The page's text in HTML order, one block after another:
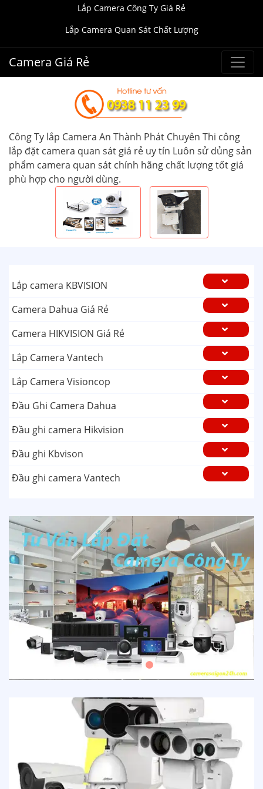
Lắp Camera Công Ty Giá Rẻ
Lắp Camera Quan Sát Chất Lượng
Camera Giá Rẻ
Công Ty lắp Camera An Thành Phát Chuyên Thi công
lắp đặt camera quan sát giá rẻ uy tín Luôn sử dủng sản
phẩm camera quan sát chính hãng chất lượng tốt giá
phù hợp cho người dùng.
Lắp camera KBVISION
Camera Dahua Giá Rẻ
Camera HIKVISION Giá Rẻ
Lắp Camera Vantech
Lắp Camera Visioncop
Đầu Ghi Camera Dahua
Đầu ghi camera Hikvision
Đầu ghi Kbvison
Đầu ghi camera Vantech